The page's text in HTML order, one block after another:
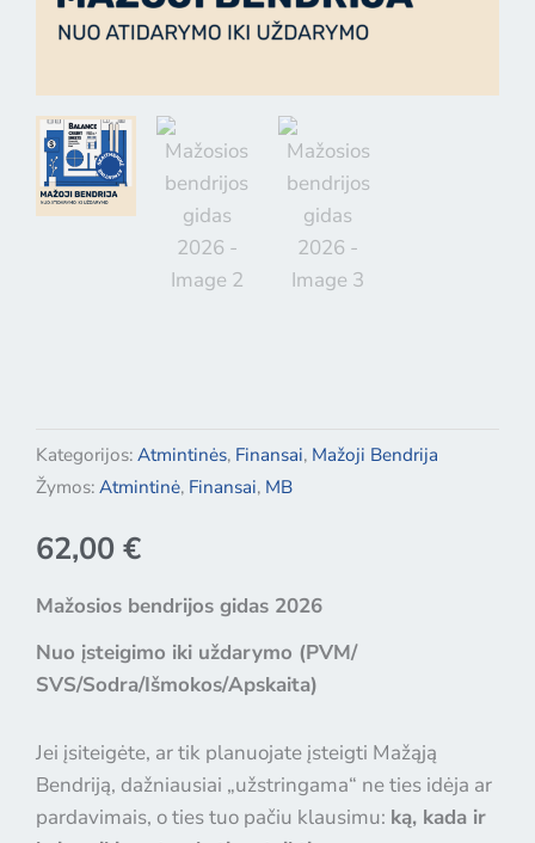
Kategorijos: Atmintinės, Finansai, Mažoji Bendrija
Žymos: Atmintinė, Finansai, MB
62,00 €
Mažosios bendrijos gidas 2026
Nuo įsteigimo iki uždarymo (PVM/
SVS/Sodra/Išmokos/Apskaita)
Jei įsiteigėte, ar tik planuojate įsteigti Mažąją
Bendriją, dažniausiai „užstringama“ ne ties idėja ar
pardavimais, o ties tuo pačiu klausimu: ką, kada ir